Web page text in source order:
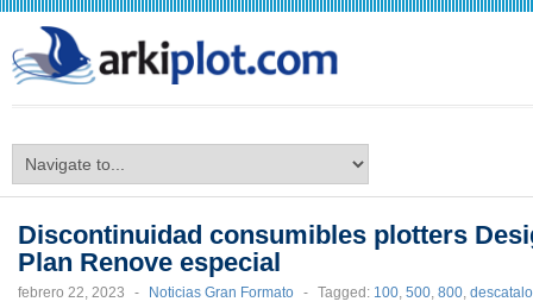
Discontinuidad consumibles plotters
Plan Renove especial
febrero 22, 2023 - Noticias Gran Formato - Tagged: 100, 500, 800,